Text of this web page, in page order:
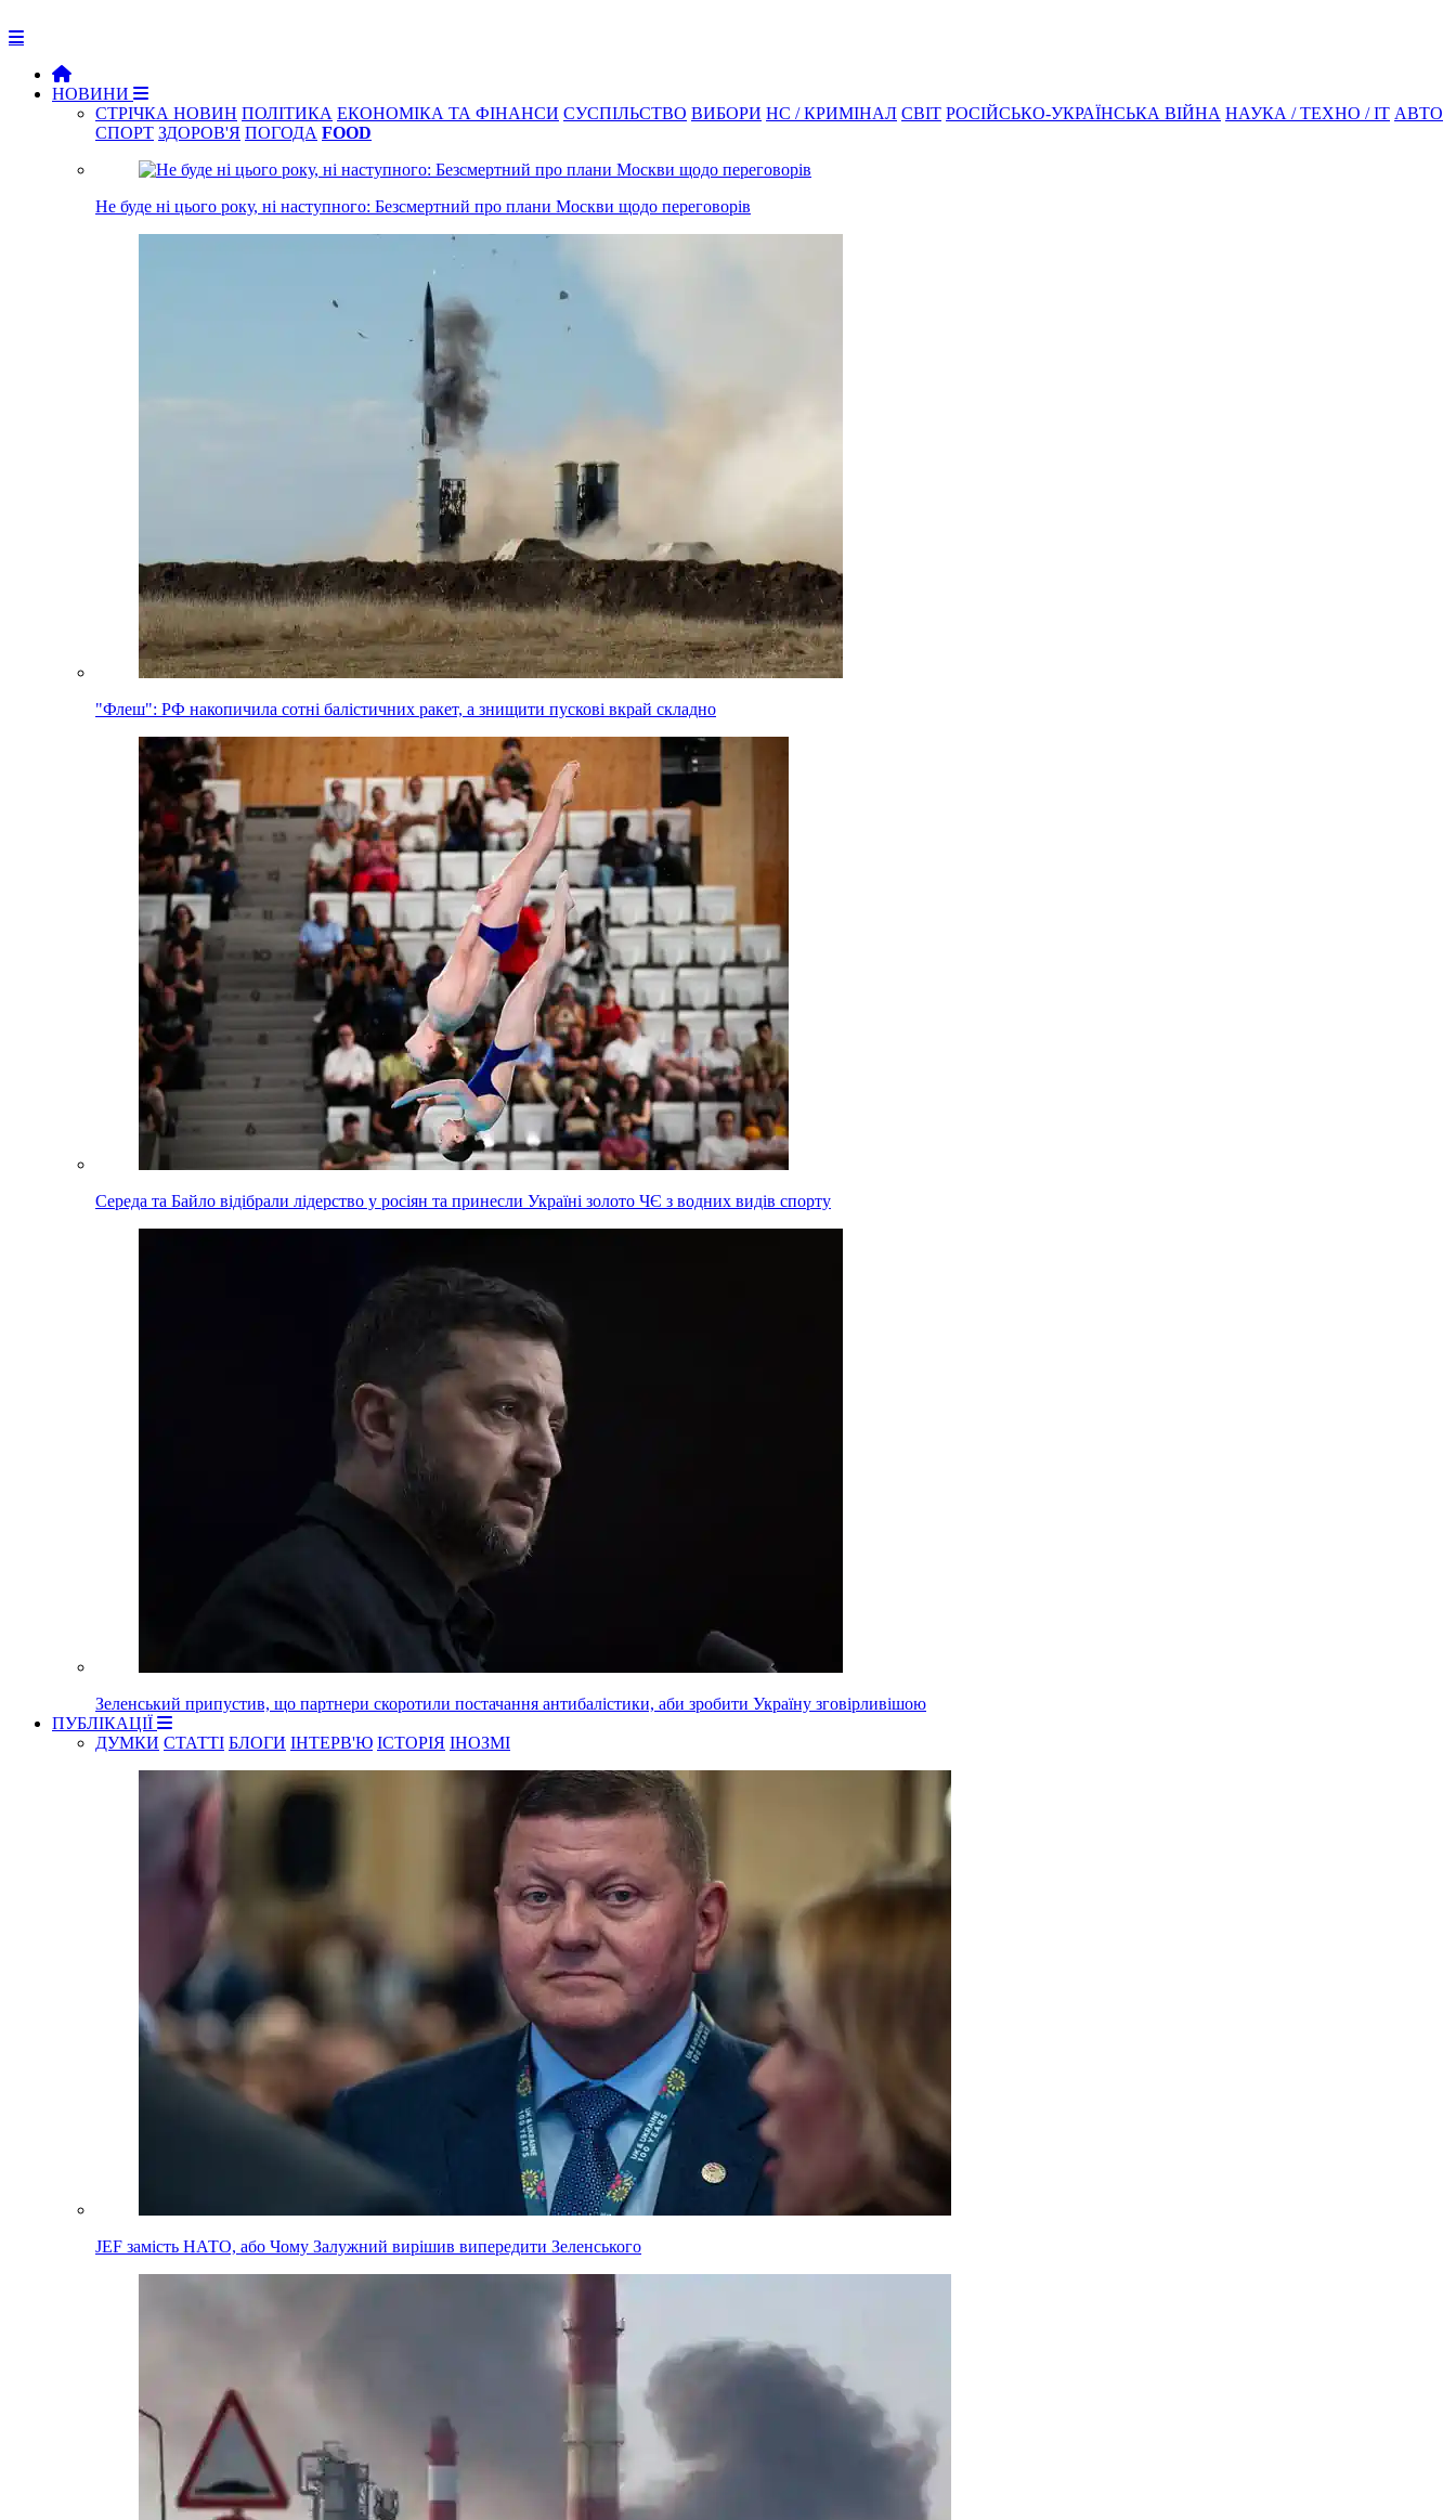
НОВИНИ
СТРІЧКА НОВИН ПОЛІТИКА ЕКОНОМІКА ТА ФІНАНСИ СУСПІЛЬСТВО ВИБОРИ НС / КРИМІНАЛ СВІТ РОСІЙСЬКО-УКРАЇНСЬКА ВІЙНА НАУКА / ТЕХНО / IT АВТО
СПОРТ ЗДОРОВ'Я ПОГОДА FOOD
Не буде ні цього року, ні наступного: Безсмертний про плани Москви щодо переговорів
"Флеш": РФ накопичила сотні балістичних ракет, а знищити пускові вкрай складно
Середа та Байло відібрали лідерство у росіян та принесли Україні золото ЧЄ з водних видів спорту
Зеленський припустив, що партнери скоротили постачання антибалістики, аби зробити Україну зговірливішою
ПУБЛІКАЦІЇ
ДУМКИ СТАТТІ БЛОГИ ІНТЕРВ'Ю ІСТОРІЯ ІНОЗМІ
JEF замість НАТО, або Чому Залужний вирішив випередити Зеленського